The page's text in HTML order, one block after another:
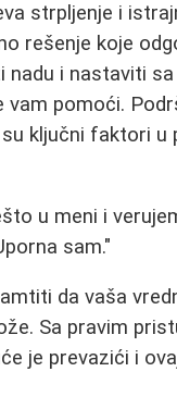
strpljenje i
rešenje koje
nadu i nastaviti
vam pomoći.
ključni faktori u
u meni i
sam."
da vaša
Sa pravim
je prevazići i